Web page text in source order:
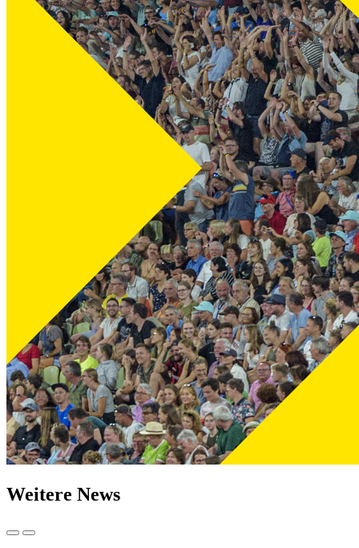
Weitere News